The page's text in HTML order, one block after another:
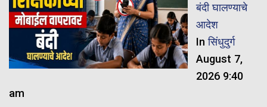
बंदी घालण्याचे
आदेश
Inसिंधुदुर्ग
August 7,
2026 9:40
am